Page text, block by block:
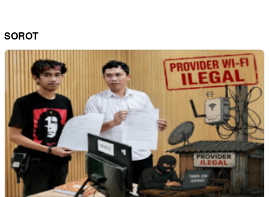
SOROT